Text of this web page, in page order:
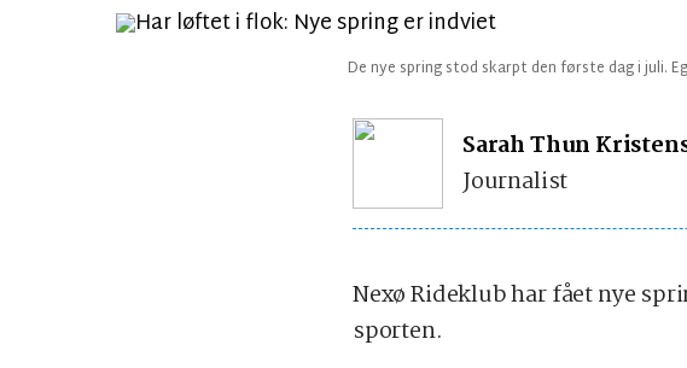
De nye spring stod skarpt den første dag i juli.
Sarah Thun
Journalist
Nexø Rideklub har fået nye
sporten.